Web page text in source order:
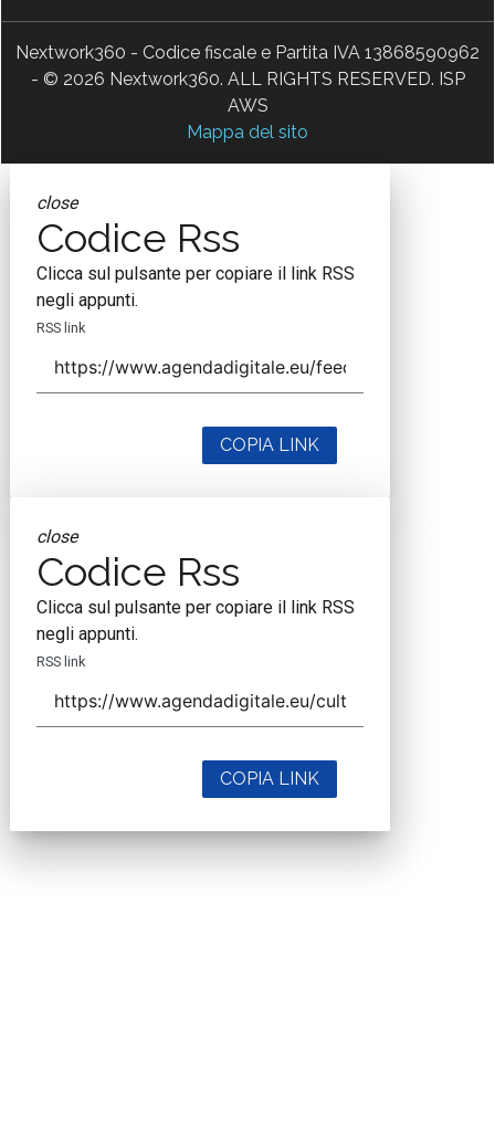
Nextwork360 - Codice fiscale e Partita IVA 13868590962
- © 2026 Nextwork360. ALL RIGHTS RESERVED. ISP
AWS
Mappa del sito
close
Codice Rss
Clicca sul pulsante per copiare il link RSS
negli appunti.
RSS link
COPIA LINK
close
Codice Rss
Clicca sul pulsante per copiare il link RSS
negli appunti.
RSS link
COPIA LINK